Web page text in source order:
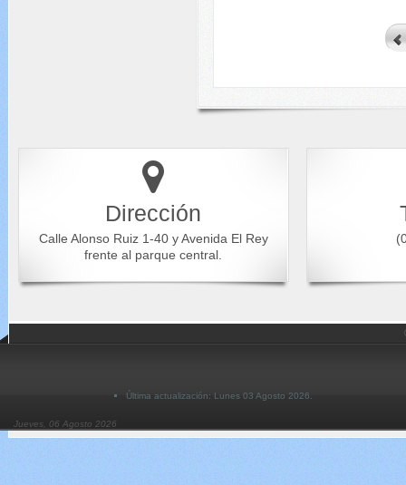
Dirección
Calle Alonso Ruiz 1-40 y Avenida El Rey
frente al parque central.
Última actualización: Lunes 03 Agosto 2026.
Jueves, 06 Agosto 2026